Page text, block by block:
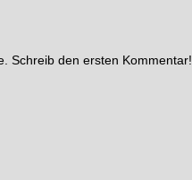
Schreib den ersten Kommentar!